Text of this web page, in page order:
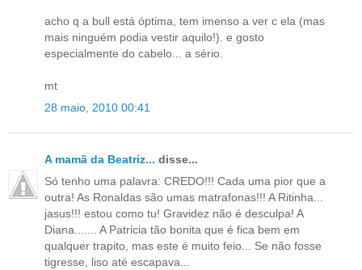
acho q a bull está óptima, tem imenso a ver c ela (mas
mais ninguém podia vestir aquilo!). e gosto
especialmente do cabelo... a sério.
mt
28 maio, 2010 00:41
A mamã da Beatriz... disse...
Só tenho uma palavra: CREDO!!! Cada uma pior que a
outra! As Ronaldas são umas matrafonas!!! A Ritinha...
jasus!!! estou como tu! Gravidez não é desculpa! A
Diana....... A Patricia tão bonita que é fica bem em
qualquer trapito, mas este é muito feio... Se não fosse
tigresse, liso até escapava...